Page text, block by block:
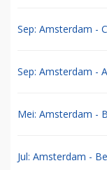
Sep: Amsterdam -
Sep: Amsterdam -
Mei: Amsterdam -
Jul: Amsterdam -